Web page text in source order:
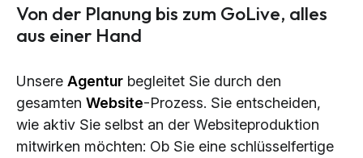
Von der Planung bis zum GoLive, alles
aus einer Hand
Unsere Agentur begleitet Sie durch den
gesamten Website-Prozess. Sie entscheiden,
wie aktiv Sie selbst an der Websiteproduktion
mitwirken möchten: Ob Sie eine schlüsselfertige